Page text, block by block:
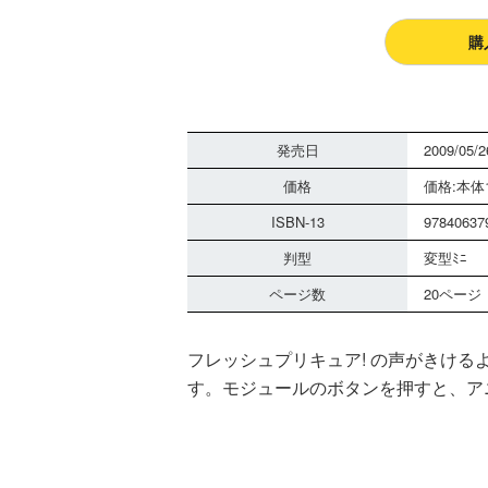
購
発売日
2009/05/
価格
価格:本
ISBN-13
判型
変型ﾐﾆ
ページ数
20ページ
フレッシュプリキュア! の声がきける
す。モジュールのボタンを押すと、